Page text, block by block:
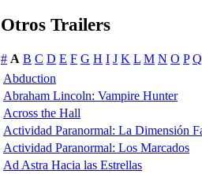
Otros Trailers
# A B C D E F G H I J K L M N O P Q
Abduction
Abraham Lincoln: Vampire Hunter
Across the Hall
Actividad Paranormal: La Dimensión
Actividad Paranormal: Los Marcados
Ad Astra Hacia las Estrellas